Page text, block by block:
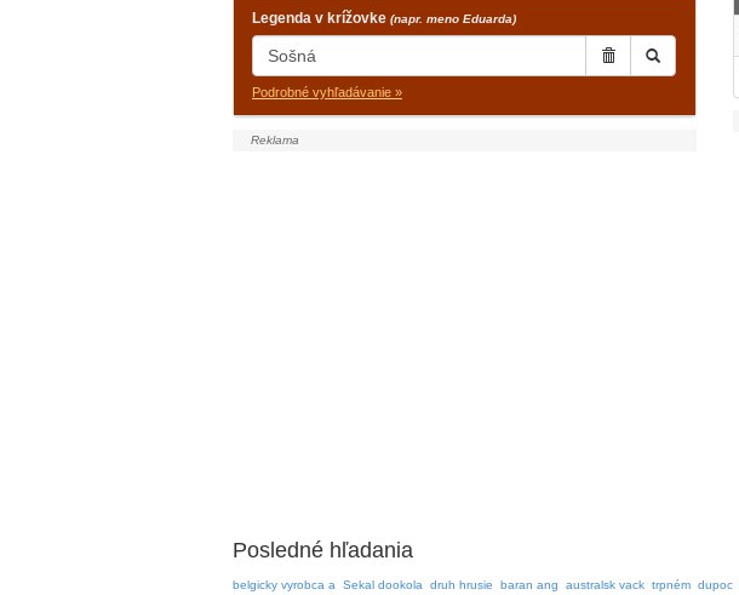
Legenda v krížovke (napr. meno Eduarda)
Podrobné vyhľadávanie »
Posledné hľadania
belgicky vyrobca a Sekal dookola druh hrusie baran ang australsk vack trpném dupoc